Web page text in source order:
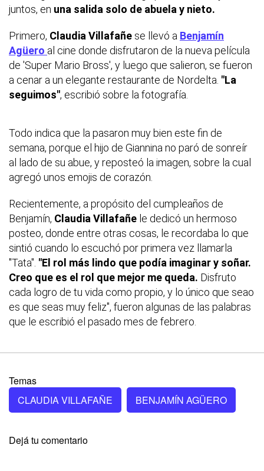
juntos, en una salida solo de abuela y nieto.
Primero, Claudia Villafañe se llevó a Benjamín
Agüero al cine donde disfrutaron de la nueva película
de 'Super Mario Bross', y luego que salieron, se fueron
a cenar a un elegante restaurante de Nordelta. "La
seguimos", escribió sobre la fotografía.
Todo indica que la pasaron muy bien este fin de
semana, porque el hijo de Giannina no paró de sonreír
al lado de su abue, y reposteó la imagen, sobre la cual
agregó unos emojis de corazón.
Recientemente, a propósito del cumpleaños de
Benjamín, Claudia Villafañe le dedicó un hermoso
posteo, donde entre otras cosas, le recordaba lo que
sintió cuando lo escuchó por primera vez llamarla
"Tata". "El rol más lindo que podía imaginar y soñar.
Creo que es el rol que mejor me queda. Disfruto
cada logro de tu vida como propio, y lo único que seao
es que seas muy feliz", fueron algunas de las palabras
que le escribió el pasado mes de febrero.
Temas
CLAUDIA VILLAFAÑE
BENJAMÍN AGÜERO
Dejá tu comentario